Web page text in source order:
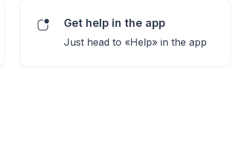
Get help in the app
Just head to «Help» in the app